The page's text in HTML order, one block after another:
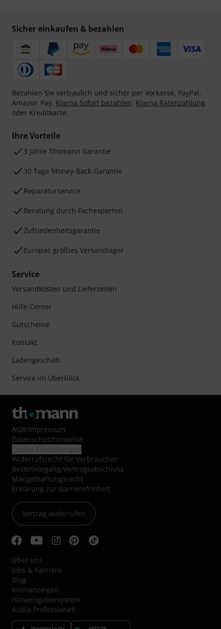
Sicher einkaufen & bezahlen
Bezahlen Sie vertraulich und sicher per Vorkasse, PayPal,
Amazon Pay, Klarna Sofort bezahlen, Klarna Ratenzahlung
oder Kreditkarte.
Ihre Vorteile
3 Jahre Thomann Garantie
30 Tage Money-Back-Garantie
Reparaturservice
Beratung durch Fachexperten
Zufriedenheitsgarantie
Europas größtes Versandlager
Service
Versandkosten und Lieferzeiten
Hilfe-Center
Gutscheine
Kontakt
Ladengeschäft
Service im Überblick
AGB/Impressum
Datenschutzhinweise
Widerrufsrecht für Verbraucher
Bestellvorgang/Vertragsabschluss
Mängelhaftungsrecht
Erklärung zur Barrierefreiheit
Vertrag widerrufen
Über uns
Jobs & Karriere
Blog
Kleinanzeigen
Hinweisgebersystem
Audio Professionell